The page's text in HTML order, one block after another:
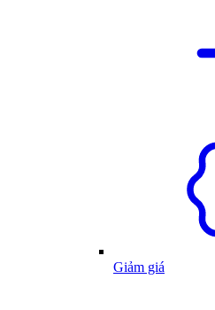
Giảm giá